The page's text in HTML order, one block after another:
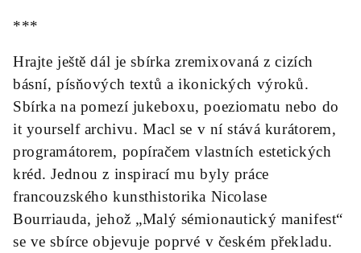
***
Hrajte ještě dál je sbírka zremixovaná z cizích
básní, písňových textů a ikonických výroků.
Sbírka na pomezí jukeboxu, poeziomatu nebo do
it yourself archivu. Macl se v ní stává kurátorem,
programátorem, popíračem vlastních estetických
kréd. Jednou z inspirací mu byly práce
francouzského kunsthistorika Nicolase
Bourriauda, jehož „Malý sémionautický manifest“
se ve sbírce objevuje poprvé v českém překladu.